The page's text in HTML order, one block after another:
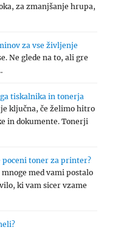
za zmanjšanje hrupa,
za vse življenje
Ne glede na to, ali gre
tiskalnika in tonerja
ključna, če želimo hitro
in dokumente. Tonerji
toner za printer?
med vami postalo
ki vam sicer vzame